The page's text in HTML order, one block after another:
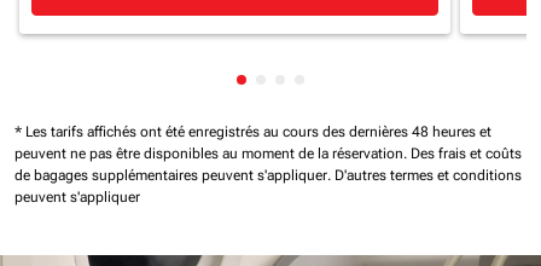
Affichage de cmp-pagination-
* Les tarifs affichés ont été enregistrés au cours des dernières 48 heures et
peuvent ne pas être disponibles au moment de la réservation. Des frais et coûts
de bagages supplémentaires peuvent s'appliquer. D'autres termes et conditions
peuvent s'appliquer